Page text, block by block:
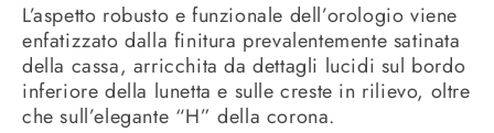
L’aspetto robusto e funzionale dell’orologio viene
enfatizzato dalla finitura prevalentemente satinata
della cassa, arricchita da dettagli lucidi sul bordo
inferiore della lunetta e sulle creste in rilievo, oltre
che sull’elegante “H” della corona.